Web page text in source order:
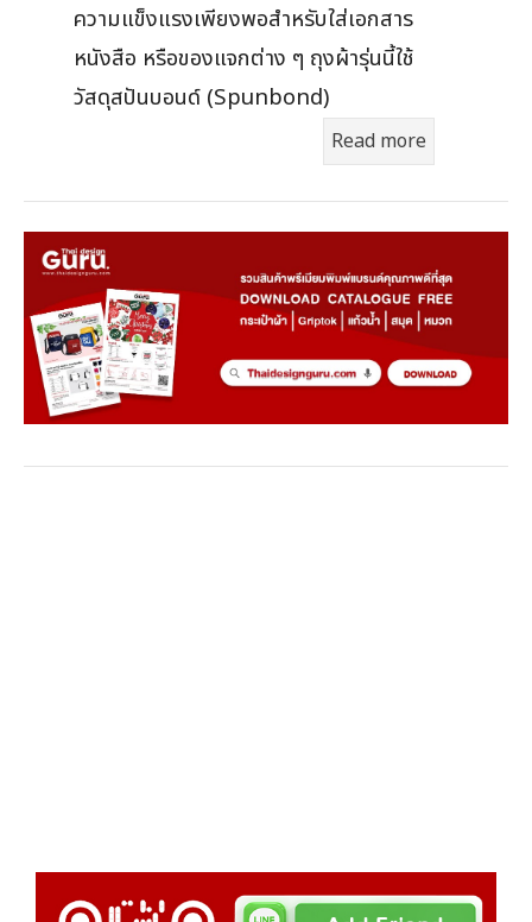
ความแข็งแรงเพียงพอสำหรับใส่เอกสาร
หนังสือ หรือของแจกต่าง ๆ ถุงผ้ารุ่นนี้ใช้
วัสดุสปันบอนด์ (Spunbond)
Read more